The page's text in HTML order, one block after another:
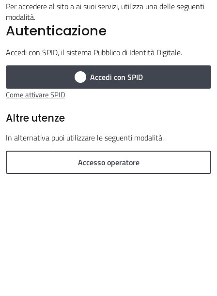
Servizi
Vivere
il
Argomenti
Menu selezionato
Per accedere al sito a ai suoi servizi, utilizza una delle seguenti
modalità.
Autenticazione
Accedi con SPID, il sistema Pubblico di Identità Digitale.
Accedi con SPID
Come attivare SPID
Altre utenze
In alternativa puoi utilizzare le seguenti modalità.
Accesso operatore